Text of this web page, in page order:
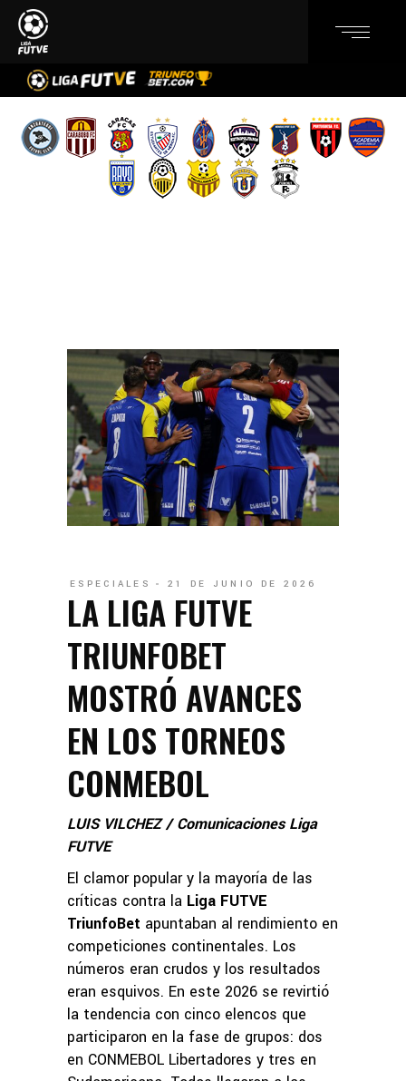
ESPECIALES 21 DE JUNIO DE 2026
LA LIGA FUTVE
TRIUNFOBET
MOSTRÓ AVANCES
EN LOS TORNEOS
CONMEBOL
LUIS VILCHEZ / Comunicaciones Liga
FUTVE
El clamor popular y la mayoría de las
críticas contra la Liga FUTVE
TriunfoBet apuntaban al rendimiento en
competiciones continentales. Los
números eran crudos y los resultados
eran esquivos. En este 2026 se revirtió
la tendencia con cinco elencos que
participaron en la fase de grupos: dos
en CONMEBOL Libertadores y tres en